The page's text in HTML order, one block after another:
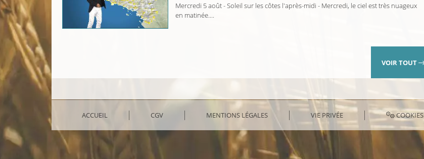
Mercredi 5 août - Soleil sur les côtes l'après-midi - Mercredi, le ciel est très nuageux
en matinée....
VOIR TOUT
ACCUEIL CGV MENTIONS LÉGALES VIE PRIVÉE COOKIES